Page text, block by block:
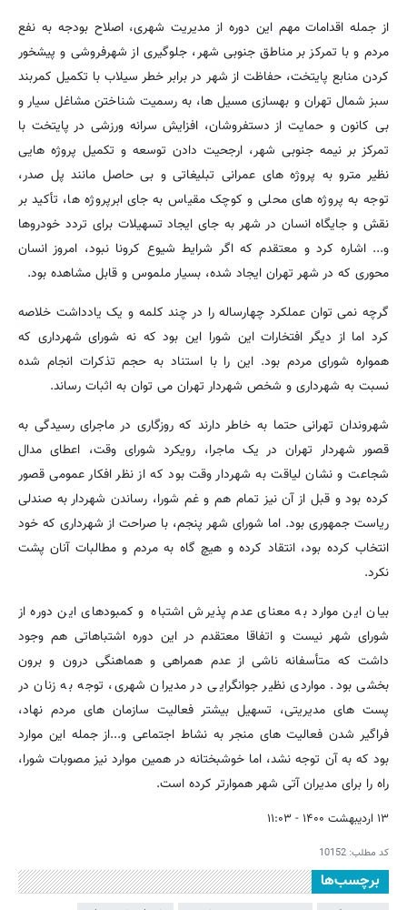
از جمله اقدامات مهم این دوره از مدیریت شهری، اصلاح بودجه به نفع
مردم و با تمرکز بر مناطق جنوبی شهر، جلوگیری از شهرفروشی و پیشخور
کردن منابع پایتخت، حفاظت از شهر در برابر خطر سیلاب با تکمیل کمربند
سبز شمال تهران و بهسازی مسیل ها، به رسمیت شناختن مشاغل سیار و
بی کانون و حمایت از دستفروشان، افزایش سرانه ورزشی در پایتخت با
تمرکز بر نیمه جنوبی شهر، ارجحیت دادن توسعه و تکمیل پروژه هایی
نظیر مترو به پروژه های عمرانی تبلیغاتی و بی حاصل مانند پل صدر،
توجه به پروژه های محلی و کوچک مقیاس به جای ابرپروژه ها، تأکید بر
نقش و جایگاه انسان در شهر به جای ایجاد تسهیلات برای تردد خودروها
و... اشاره کرد و معتقدم که اگر شرایط شیوع کرونا نبود، امروز انسان
محوری که در شهر تهران ایجاد شده، بسیار ملموس و قابل مشاهده بود.
گرچه نمی توان عملکرد چهارساله را در چند کلمه و یک یادداشت خلاصه
کرد اما از دیگر افتخارات این شورا این بود که نه شورای شهرداری که
همواره شورای مردم بود. این را با استناد به حجم تذکرات انجام شده
نسبت به شهرداری و شخص شهردار تهران می توان به اثبات رساند.
شهروندان تهرانی حتما به خاطر دارند که روزگاری در ماجرای رسیدگی به
قصور شهردار تهران در یک ماجرا، رویکرد شورای وقت، اعطای مدال
شجاعت و نشان لیاقت به شهردار وقت بود که از نظر افکار عمومی قصور
کرده بود و قبل از آن نیز تمام هم و غم شورا، رساندن شهردار به صندلی
ریاست جمهوری بود. اما شورای شهر پنجم، با صراحت از شهرداری که خود
انتخاب کرده بود، انتقاد کرده و هیچ گاه به مردم و مطالبات آنان پشت
نکرد.
بیان این موارد به معنای عدم پذیرش اشتباه و کمبودهای این دوره از
شورای شهر نیست و اتفاقا معتقدم در این دوره اشتباهاتی هم وجود
داشت که متأسفانه ناشی از عدم همراهی و هماهنگی درون و برون
بخشی بود. مواردی نظیر جوانگرایی در مدیران شهری، توجه به زنان در
پست های مدیریتی، تسهیل بیشتر فعالیت سازمان های مردم نهاد،
فراگیر شدن فعالیت های منجر به نشاط اجتماعی و...از جمله این موارد
بود که به آن توجه نشد، اما خوشبختانه در همین موارد نیز مصوبات شورا،
راه را برای مدیران آتی شهر هموارتر کرده است.
۱۳ اردیبهشت ۱۴۰۰ - ۱۱:۰۳
کد مطلب: 10152
برچسب‌ها